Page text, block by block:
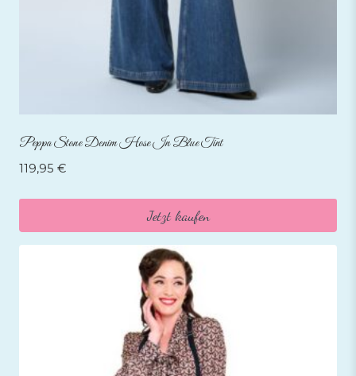
Peppa Stone Denim Hose In Blue Tint
119,95 €
Jetzt kaufen